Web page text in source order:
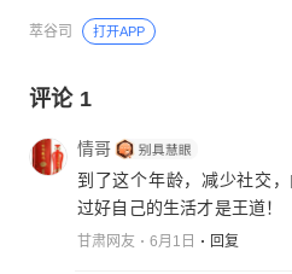
萃谷司 打开APP
评论 1
情哥
到了这个年龄，减少社交
过好自己的生活才是王道！
甘肃网友 6月1日 回复